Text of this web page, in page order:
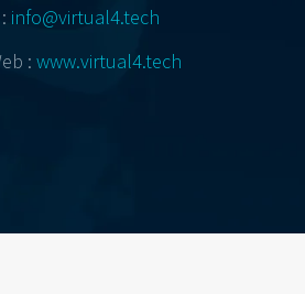
info@virtual4.tech
: www.virtual4.tech